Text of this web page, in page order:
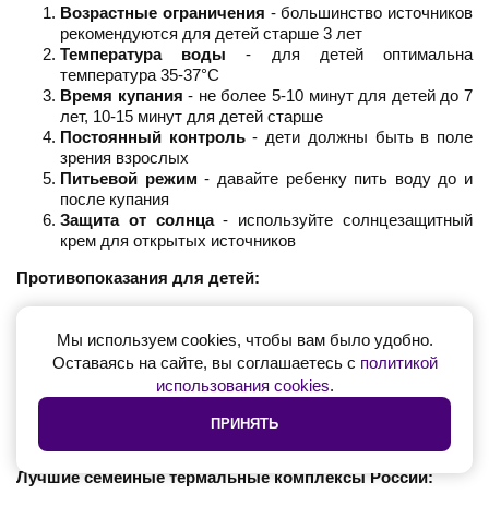
Возрастные ограничения - большинство источников
рекомендуются для детей старше 3 лет
Температура воды - для детей оптимальна
температура 35-37°C
Время купания - не более 5-10 минут для детей до 7
лет, 10-15 минут для детей старше
Постоянный контроль- дети должны быть в поле
зрения взрослых
Питьевой режим - давайте ребенку пить воду до и
после купания
Защита от солнца- используйте солнцезащитный
крем для открытых источников
Противопоказания для детей:
Острые инфекционные заболевания
Кожные заболевания в стадии обострения
Индивидуальная непереносимость компонентов воды
Семейные термальные комплексы
Лучшие семейные термальные комплексы России:
Мы используем cookies, чтобы вам было удобно.
Оставаясь на сайте, вы соглашаетесь с политикой
использования cookies.
ПРИНЯТЬ